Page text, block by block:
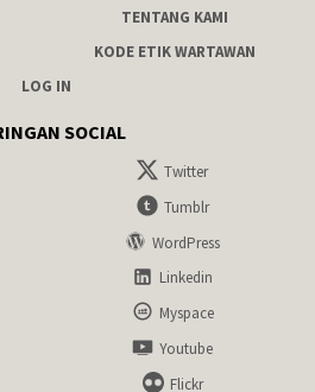
TENTANG KAMI
KODE ETIK WARTAWAN
LOG IN
SOCIAL
Twitter
Tumblr
WordPress
Linkedin
Myspace
Youtube
Flickr